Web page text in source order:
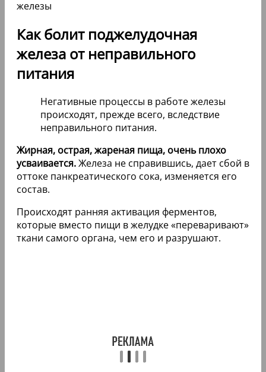
Как болит поджелудочная
железа от неправильного
питания
Негативные процессы в работе железы
происходят, прежде всего, вследствие
неправильного питания.
Жирная, острая, жареная пища, очень плохо
усваивается.Железа не справившись, дает сбой в
оттоке панкреатического сока, изменяется его
состав.
Происходят ранняя активация ферментов,
которые вместо пищи в желудке «переваривают»
ткани самого органа, чем его и разрушают.